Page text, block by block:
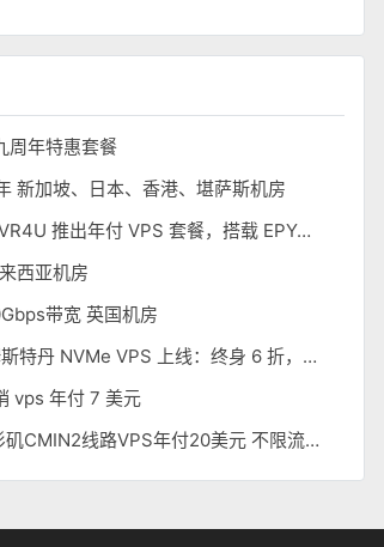
周年特惠套餐
新加坡、日本、香港、堪萨斯机房
马来西亚主机商 SVR4U 推出年付 VPS 套餐，搭载 EPYC/至强铂金，支持支付宝
西亚机房
带宽 英国机房
AirNode 荷兰阿姆斯特丹 NVMe VPS 上线：终身 6 折，€1.99/月起，2.5Tbit/s DDoS 防护
vps 年付 7 美元
DediOne 新增洛杉矶CMIN2线路VPS年付20美元 不限流量